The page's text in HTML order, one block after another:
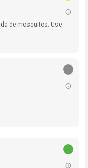
de mosquitos. Use